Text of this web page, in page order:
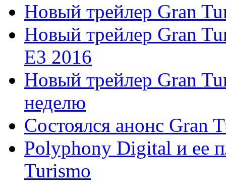
Новый трейлер Gran
Новый трейлер Gran
E3 2016
Новый трейлер Gran
неделю
Состоялся анонс Gran
Polyphony Digital и ее
Turismo